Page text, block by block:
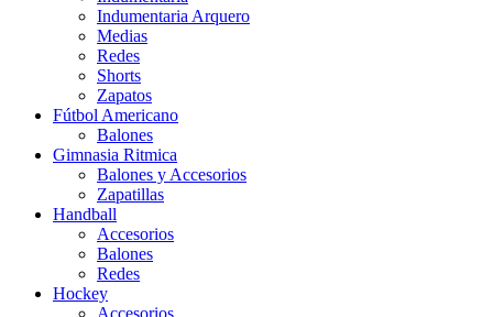
Indumentaria Arquero
Medias
Redes
Shorts
Zapatos
Fútbol Americano
Balones
Gimnasia Ritmica
Balones y Accesorios
Zapatillas
Handball
Accesorios
Balones
Redes
Hockey
Accesorios